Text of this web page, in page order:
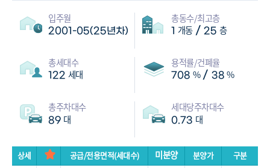
입주월
2001-05(25년차)
총동수/최고층
1 개동 / 25 층
총세대수
122 세대
용적률/건폐율
708 % / 38 %
총주차대수
89 대
세대당주차대수
0.73 대
상세 공급/전용면적(세대수) 미분양 분양가
구분